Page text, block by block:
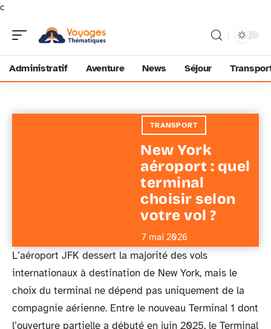
c
Administratif Aventure News Séjour
TRANSPORT
New York
aéroport : quel
terminal
choisir selon
votre vol ?
7 mai 2026
L’aéroport JFK dessert la majorité des vols
internationaux à destination de New York, mais le
choix du terminal ne dépend pas uniquement de la
compagnie aérienne. Entre le nouveau Terminal 1 dont
l’ouverture partielle a débuté en juin 2025, le Terminal